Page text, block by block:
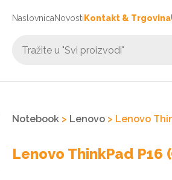
NaslovnicaNovosti Kontakt & Trgovina
Notebook> Lenovo> Lenovo
Lenovo ThinkPad P16